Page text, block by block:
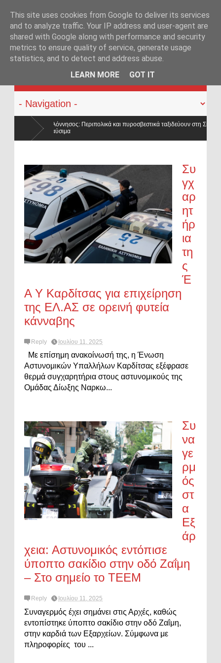
KATEHACKER
ταξιδεύουν στη Σκόπελο για να βάλουν
Συ
γχ
αρ
ητ
ήρ
ια
τη
ς
Έ
Α Υ Καρδίτσας για επιχείρηση
της ΕΛ.ΑΣ σε ορεινή φυτεία
κάνναβης
Reply Ιουλίου 11, 2025
Με επίσημη ανακοίνωσή της, η Ένωση
Αστυνομικών Υπαλλήλων Καρδίτσας εξέφρασε
θερμά συγχαρητήρια στους αστυνομικούς της
Ομάδας Δίωξης Ναρκω...
Συ
να
γε
ρμ
ός
στ
α
Εξ
άρ
χεια: Αστυνομικός εντόπισε
ύποπτο σακίδιο στην οδό Ζαΐμη
– Στο σημείο το ΤΕΕΜ
Reply Ιουλίου 11, 2025
Συναγερμός έχει σημάνει στις Αρχές, καθώς
εντοπίστηκε ύποπτο σακίδιο στην οδό Ζαΐμη,
στην καρδιά των Εξαρχείων. Σύμφωνα με
πληροφορίες του ...
This site uses cookies from Google to deliver its services
and to analyze traffic. Your IP address and user-agent are
shared with Google along with performance and security
metrics to ensure quality of service, generate usage
statistics, and to detect and address abuse.
LEARN MORE
GOT IT